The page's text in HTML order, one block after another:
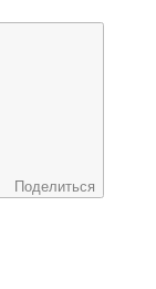
Поделиться